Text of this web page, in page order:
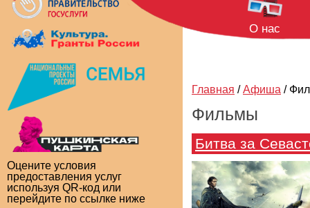
Оцените условия
предоставления услуг
используя QR-код или
перейдите по ссылке ниже
О нас
Главная / Афиша /
Фильмы
Битва за